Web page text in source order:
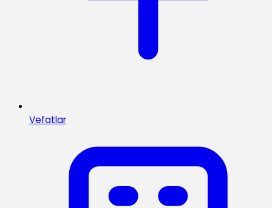
Vefatlar